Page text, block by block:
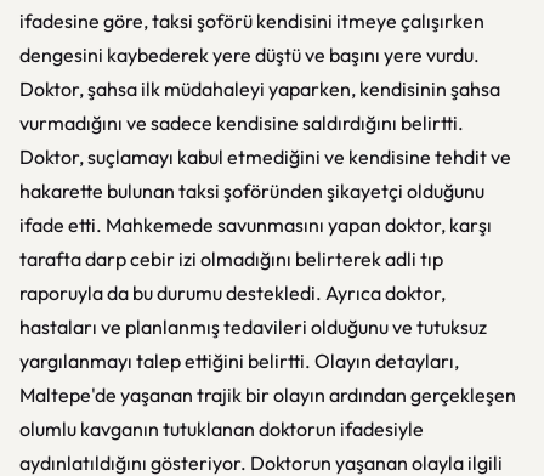
ifadesine göre, taksi şoförü kendisini itmeye çalışırken
dengesini kaybederek yere düştü ve başını yere vurdu.
Doktor, şahsa ilk müdahaleyi yaparken, kendisinin şahsa
vurmadığını ve sadece kendisine saldırdığını belirtti.
Doktor, suçlamayı kabul etmediğini ve kendisine tehdit ve
hakarette bulunan taksi şoföründen şikayetçi olduğunu
ifade etti. Mahkemede savunmasını yapan doktor, karşı
tarafta darp cebir izi olmadığını belirterek adli tıp
raporuyla da bu durumu destekledi. Ayrıca doktor,
hastaları ve planlanmış tedavileri olduğunu ve tutuksuz
yargılanmayı talep ettiğini belirtti. Olayın detayları,
Maltepe'de yaşanan trajik bir olayın ardından gerçekleşen
olumlu kavganın tutuklanan doktorun ifadesiyle
aydınlatıldığını gösteriyor. Doktorun yaşanan olayla ilgili